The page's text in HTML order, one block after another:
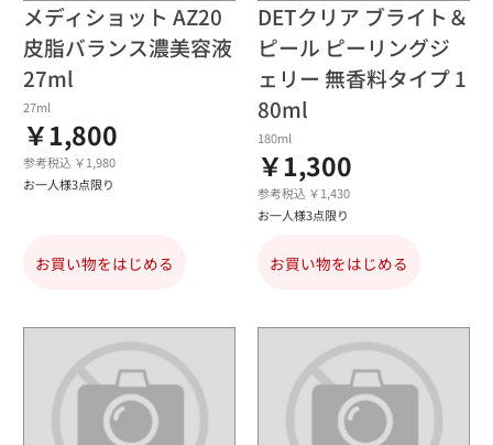
メディショット AZ20
皮脂バランス濃美容液
27ml
27ml
￥1,800
参考税込 ￥1,980
お一人様3点限り
お買い物をはじめる
DETクリア ブライト＆
ピール ピーリングジ
ェリー 無香料タイプ 1
80ml
180ml
￥1,300
参考税込 ￥1,430
お一人様3点限り
お買い物をはじめる